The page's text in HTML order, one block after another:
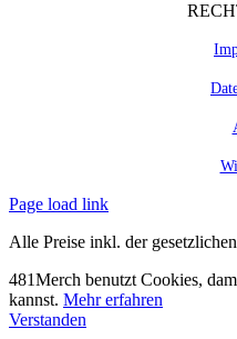
Page load link
Alle Preise inkl. der
481Merch benutzt Cookies,
kannst. Mehr erfahren
Verstanden